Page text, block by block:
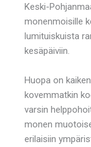
Keski-
monenmoisille
lumituiskuista
kesäpäiviin.
Huopa on
kovemmatkin
varsin
monen
erilaisiin